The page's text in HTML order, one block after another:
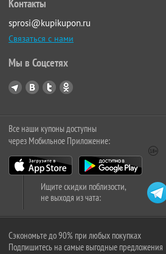
Контакты
sprosi@kupikupon.ru
Связаться с нами
Мы в Соцсетях
Все наши купоны доступны
через Мобильное Приложение:
Ищите скидки поблизости,
не выходя из чата:
Сэкономьте до 90% при любых покупках
Подпишитесь на самые выгодные предложения